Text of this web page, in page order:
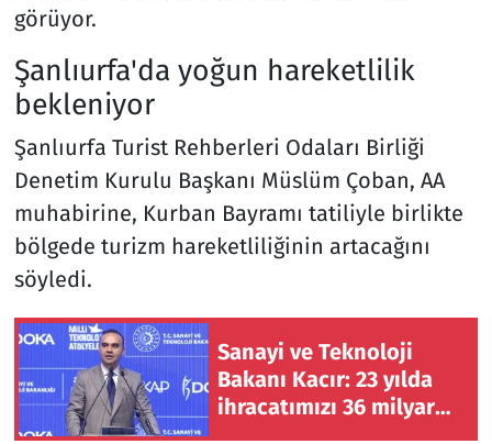
görüyor.
Şanlıurfa'da yoğun hareketlilik
bekleniyor
Şanlıurfa Turist Rehberleri Odaları Birliği
Denetim Kurulu Başkanı Müslüm Çoban, AA
muhabirine, Kurban Bayramı tatiliyle birlikte
bölgede turizm hareketliliğinin artacağını
söyledi.
Sanayi ve Teknoloji
Bakanı Kacır: 23 yılda
ihracatımızı 36 milyar